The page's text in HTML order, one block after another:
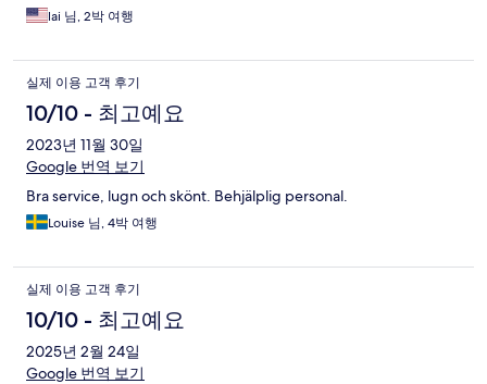
lai 님, 2박 여행
실제 이용 고객 후기
10/10 - 최고예요
2023년 11월 30일
Google 번역 보기
Bra service, lugn och skönt. Behjälplig personal.
Louise 님, 4박 여행
실제 이용 고객 후기
10/10 - 최고예요
2025년 2월 24일
Google 번역 보기